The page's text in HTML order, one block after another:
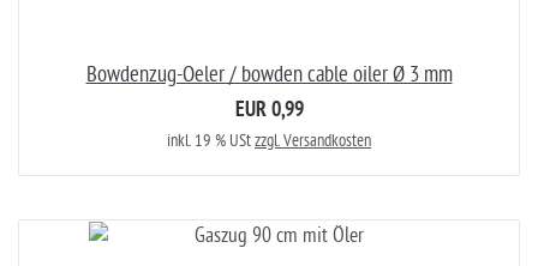
Bowdenzug-Oeler / bowden cable oiler Ø 3 mm
EUR 0,99
inkl. 19 % UStzzgl. Versandkosten